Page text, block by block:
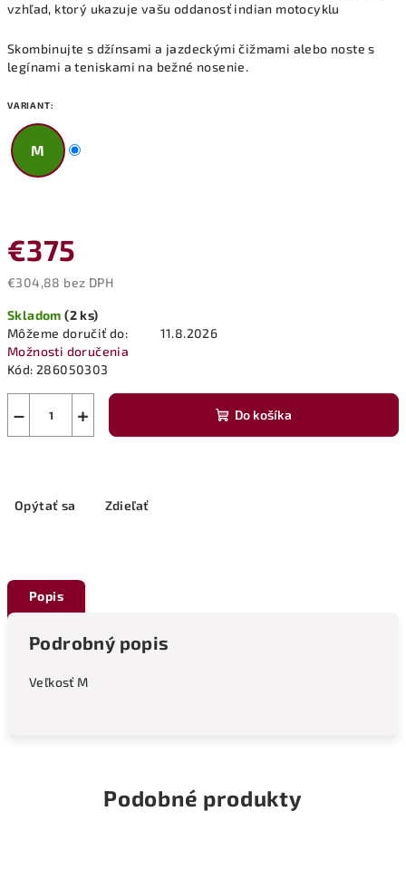
vzhľad, ktorý ukazuje vašu oddanosť indian motocyklu
Skombinujte s džínsami a jazdeckými čižmami alebo noste s
legínami a teniskami na bežné nosenie.
VARIANT:
M
€375
€304,88 bez DPH
cena:
Skladom(2 ks)
Môžeme doručiť do:
11.8.2026
Možnosti doručenia
Kód: 286050303
+
− Do košíka
Opýtať sa Zdieľať
Popis
Podrobný popis
Veľkosť M
Podobné produkty